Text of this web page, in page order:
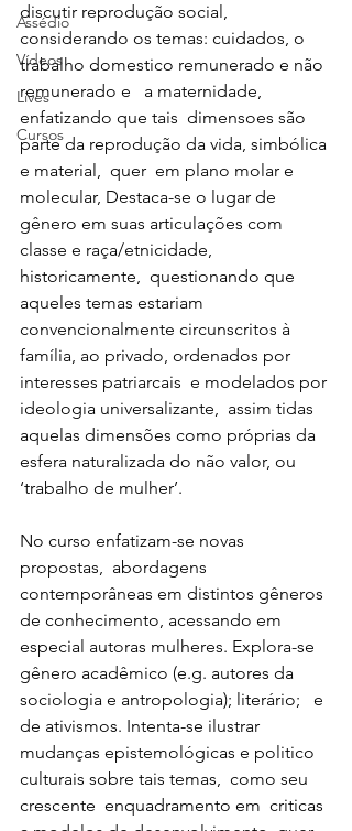
Assédio
Vídeos
Lives
Cursos
discutir reprodução social,
considerando os temas: cuidados, o
trabalho domestico remunerado e não
remunerado e   a maternidade,
enfatizando que tais  dimensoes são
parte da reprodução da vida, simbólica
e material,  quer  em plano molar e
molecular, Destaca-se o lugar de
gênero em suas articulações com
classe e raça/etnicidade,
historicamente,  questionando que
aqueles temas estariam
convencionalmente circunscritos à
família, ao privado, ordenados por
interesses patriarcais  e modelados por
ideologia universalizante,  assim tidas
aquelas dimensões como próprias da
esfera naturalizada do não valor, ou
‘trabalho de mulher’.
No curso enfatizam-se novas
propostas,  abordagens
contemporâneas em distintos gêneros
de conhecimento, acessando em
especial autoras mulheres. Explora-se
gênero acadêmico (e.g. autores da
sociologia e antropologia); literário;   e
de ativismos. Intenta-se ilustrar
mudanças epistemológicas e politico
culturais sobre tais temas,  como seu
crescente  enquadramento em  criticas